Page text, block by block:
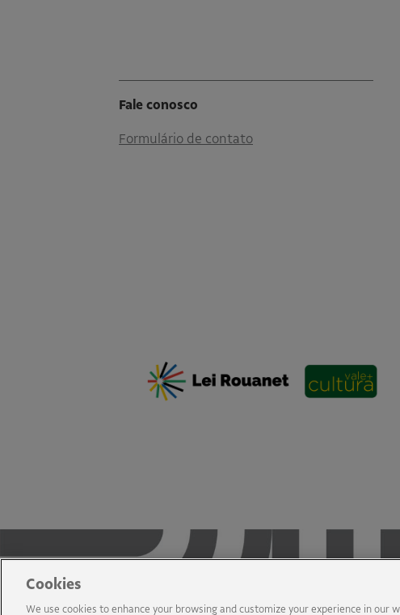
Fale conosco
Formulário de contato
Cookies
We use cookies to enhance your browsing and customize your experience in our